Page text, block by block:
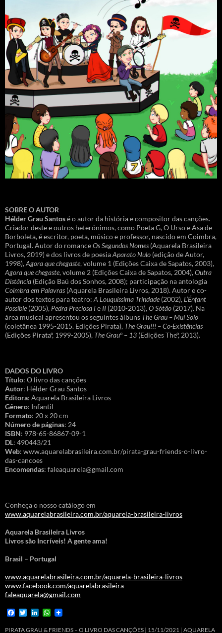
SOBRE O AUTOR
Hélder Grau Santosé o autor da história e compositor das canções.
Criador deste e outros heterónimos, como Poeta G, O Urso e Asa de
Borboleta, é escritor, poeta, músico e professor, nascido em Coimbra,
Portugal. Autor do romanceOs Segundos Nomes (Aquarela Brasileira
Livros, 2019) e dos livros de poesiaAparato Nulo (edição de Autor,
1998),Agora que chegaste, volume 1 (Edições Caixa de Sapatos, 2003),
Agora que chegaste, volume 2 (Edições Caixa de Sapatos, 2004),Outra
Distância (Edição Baú dos Sonhos, 2008); participação na antologia
Coimbra em Palavras (Aquarela Brasileira Livros, 2018). Autor e co-
autor dos textos para teatro: A Louquíssima Trindade (2002),L’Énfant
Possible (2005), Pedra Preciosa Ie II (2010-2013),O Sótão (2017). Na
área musical apresentou os seguintes álbuns The Grau – Mui Solo
(coletânea 1995-2015. Edições Pirata), The Grau!!! – Co-Existências
(Edições Pirataº, 1999-2005), The Grauº – 13 (Edições Theº, 2013).
DADOS DO LIVRO
Título: O livro das canções
Autor: Hélder Grau Santos
Editora: Aquarela Brasileira Livros
Gênero: Infantil
Formato: 20 x 20 cm
Número de páginas: 24
ISBN: 978-65-86867-09-1
DL: 490443/21
Web: www.aquarelabrasileira.com.br/pirata-grau-friends-o-livro-
das-cancoes
Encomendas: faleaquarela@gmail.com
Conheça o nosso catálogo em
www.aquarelabrasileira.com.br/aquarela-brasileira-livros
Aquarela Brasileira Livros
Livros são Incríveis! A gente ama!
Brasil – Portugal
www.aquarelabrasileira.com.br/aquarela-brasileira-livros
www.facebook.com/aquarelabrasileira
faleaquarela@gmail.com
F
c
i
n
W
a
PIRATA GRAU & FRIENDS – O LIVRO DAS CANÇÕES 15/11/2021 AQUARELA